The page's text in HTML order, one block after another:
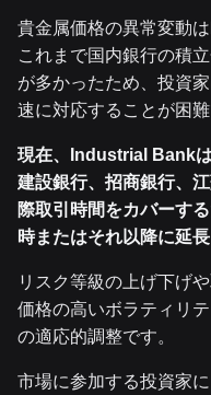
貴金属価格の異常変動
これまで国内銀行の積
が多かったため、投資
速に対応することが困難
現在、Industrial Bankは
建設銀行、招商銀行、
際取引時間をカバーす
時またはそれ以降に延長
リスク等級の上げ下げ
価格の高いボラティリ
の適応的調整です。
市場に参加する投資家